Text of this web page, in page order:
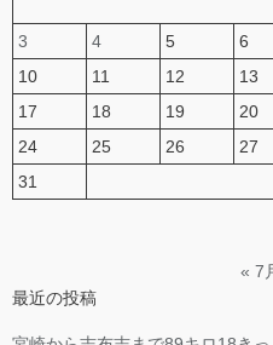
3
4 5 6
10
11 12 13
17
18 19 20
24
25 26 27
31
« 7
最近の投稿